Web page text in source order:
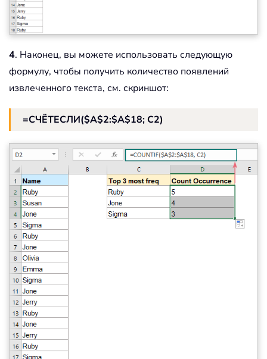
4. Наконец, вы можете использовать следующую
формулу, чтобы получить количество появлений
извлеченного текста, см. скриншот:
=СЧЁТЕСЛИ($A$2:$A$18; C2)